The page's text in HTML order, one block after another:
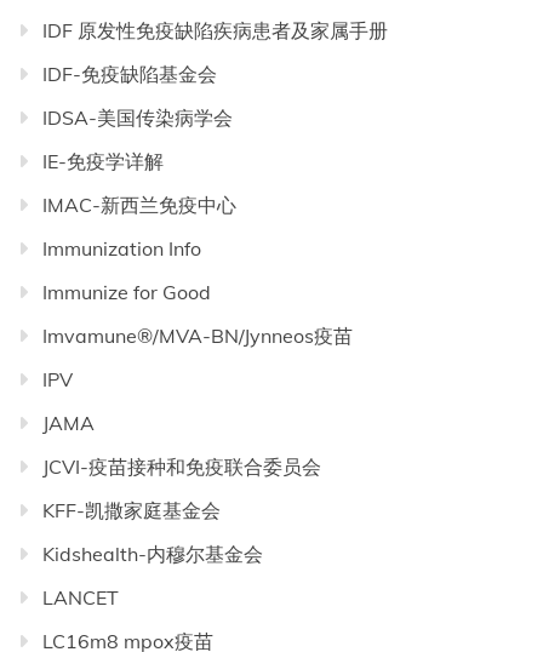
IDF 原发性免疫缺陷疾病患者及家属手册
IDF-免疫缺陷基金会
IDSA-美国传染病学会
IE-免疫学详解
IMAC-新西兰免疫中心
Immunization Info
Immunize for Good
Imvamune®/MVA-BN/Jynneos疫苗
IPV
JAMA
JCVI-疫苗接种和免疫联合委员会
KFF-凯撒家庭基金会
Kidshealth-内穆尔基金会
LANCET
LC16m8 mpox疫苗